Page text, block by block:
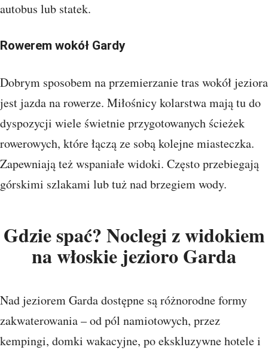
autobus lub statek.
Rowerem wokół Gardy
Dobrym sposobem na przemierzanie tras wokół jeziora
jest jazda na rowerze. Miłośnicy kolarstwa mają tu do
dyspozycji wiele świetnie przygotowanych ścieżek
rowerowych, które łączą ze sobą kolejne miasteczka.
Zapewniają też wspaniałe widoki. Często przebiegają
górskimi szlakami lub tuż nad brzegiem wody.
Gdzie spać? Noclegi z widokiem
na włoskie jezioro Garda
Nad jeziorem Garda dostępne są różnorodne formy
zakwaterowania – od pól namiotowych, przez
kempingi, domki wakacyjne, po ekskluzywne hotele i